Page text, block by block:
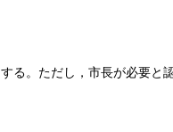
る。 ただし，市長が必要と